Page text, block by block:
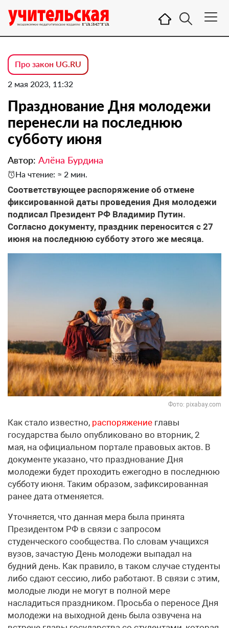
Про закон UG.RU
2 мая 2023, 11:32
Празднование Дня молодежи
перенесли на последнюю
субботу июня
Автор: Алёна Бурдина
На чтение: ≈ 2 мин.
Соответствующее распоряжение об отмене
фиксированной даты проведения Дня молодежи
подписал Президент РФ Владимир Путин.
Согласно документу, праздник переносится с 27
июня на последнюю субботу этого же месяца.
Фото: pixabay.com
Как стало известно, распоряжение главы
государства было опубликовано во вторник, 2
мая, на официальном портале правовых актов. В
документе указано, что празднование Дня
молодежи будет проходить ежегодно в последнюю
субботу июня. Таким образом, зафиксированная
ранее дата отменяется.
Уточняется, что данная мера была принята
Президентом РФ в связи с запросом
студенческого сообщества. По словам учащихся
вузов, зачастую День молодежи выпадал на
будний день. Как правило, в таком случае студенты
либо сдают сессию, либо работают. В связи с этим,
молодые люди не могут в полной мере
насладиться праздником. Просьба о переносе Дня
молодежи на выходной день была озвучена на